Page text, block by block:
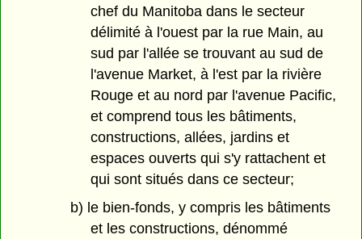
chef du Manitoba dans le secteur
délimité à l'ouest par la rue Main, au
sud par l'allée se trouvant au sud de
l'avenue Market, à l'est par la rivière
Rouge et au nord par l'avenue Pacific,
et comprend tous les bâtiments,
constructions, allées, jardins et
espaces ouverts qui s'y rattachent et
qui sont situés dans ce secteur;
b) le bien-fonds, y compris les bâtiments
et les constructions, dénommé